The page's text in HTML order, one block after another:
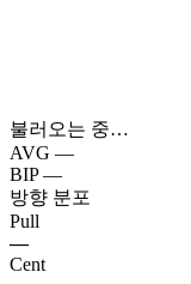
불러오는 중…
AVG —
BIP —
방향 분포
Pull
—
Cent